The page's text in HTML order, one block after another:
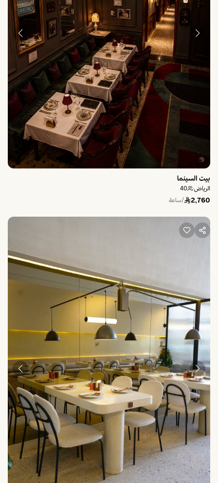
بيت السينما
الرياض·
40
2,760 /ساعة